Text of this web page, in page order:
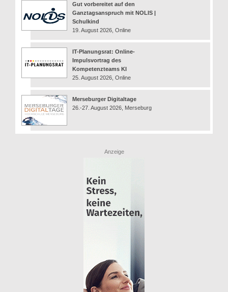
Gut vorbereitet auf den
Ganztagsanspruch mit NOLIS |
Schulkind
19. August 2026, Online
IT-Planungsrat: Online-
Impulsvortrag des
Kompetenzteams KI
25. August 2026, Online
Merseburger Digitaltage
26.-27. August 2026, Merseburg
Anzeige